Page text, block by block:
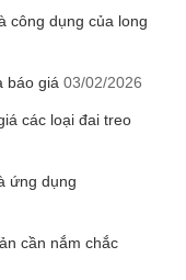
công dụng của long
báo giá 03/02/2026
các loại đai treo
ứng dụng
cần nắm chắc